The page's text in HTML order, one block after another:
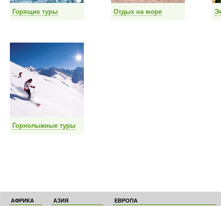
Горящие туры Отдых на море
Горнолыжные туры
АФРИКА
АЗИЯ
ЕВРОПА